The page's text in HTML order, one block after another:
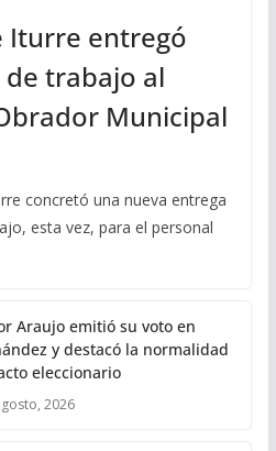
Iturre entregó
trabajo al
Municipal
concretó una nueva entrega
esta vez, para el personal
Araujo emitió su voto en
y destacó la normalidad
eleccionario
2026